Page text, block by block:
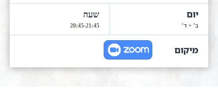
ב’ + ד’ 20:45-21:45